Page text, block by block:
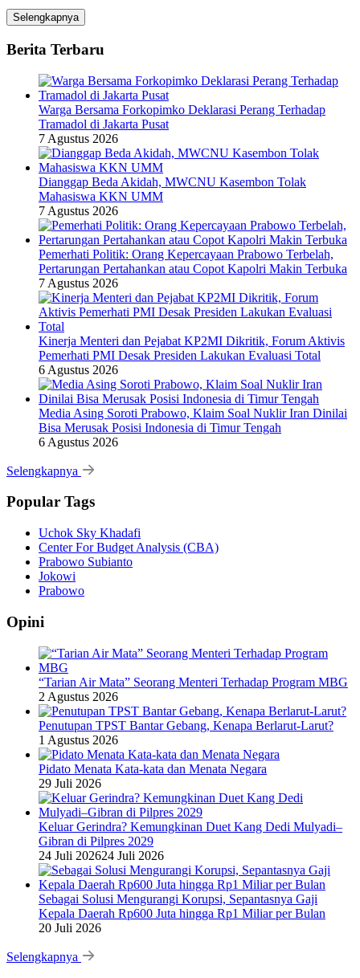
Selengkapnya
Berita Terbaru
Warga Bersama Forkopimko Deklarasi Perang Terhadap
Tramadol di Jakarta Pusat
7 Agustus 2026
Dianggap Beda Akidah, MWCNU Kasembon Tolak
Mahasiswa KKN UMM
7 Agustus 2026
Pemerhati Politik: Orang Kepercayaan Prabowo Terbelah,
Pertarungan Pertahankan atau Copot Kapolri Makin Terbuka
7 Agustus 2026
Kinerja Menteri dan Pejabat KP2MI Dikritik, Forum Aktivis
Pemerhati PMI Desak Presiden Lakukan Evaluasi Total
6 Agustus 2026
Media Asing Soroti Prabowo, Klaim Soal Nuklir Iran Dinilai
Bisa Merusak Posisi Indonesia di Timur Tengah
6 Agustus 2026
Selengkapnya
Popular Tags
Uchok Sky Khadafi
Center For Budget Analysis (CBA)
Prabowo Subianto
Jokowi
Prabowo
Opini
“Tarian Air Mata” Seorang Menteri Terhadap Program MBG
2 Agustus 2026
Penutupan TPST Bantar Gebang, Kenapa Berlarut-Larut?
1 Agustus 2026
Pidato Menata Kata-kata dan Menata Negara
29 Juli 2026
Keluar Gerindra? Kemungkinan Duet Kang Dedi Mulyadi–
Gibran di Pilpres 2029
24 Juli 202624 Juli 2026
Sebagai Solusi Mengurangi Korupsi, Sepantasnya Gaji
Kepala Daerah Rp600 Juta hingga Rp1 Miliar per Bulan
20 Juli 2026
Selengkapnya